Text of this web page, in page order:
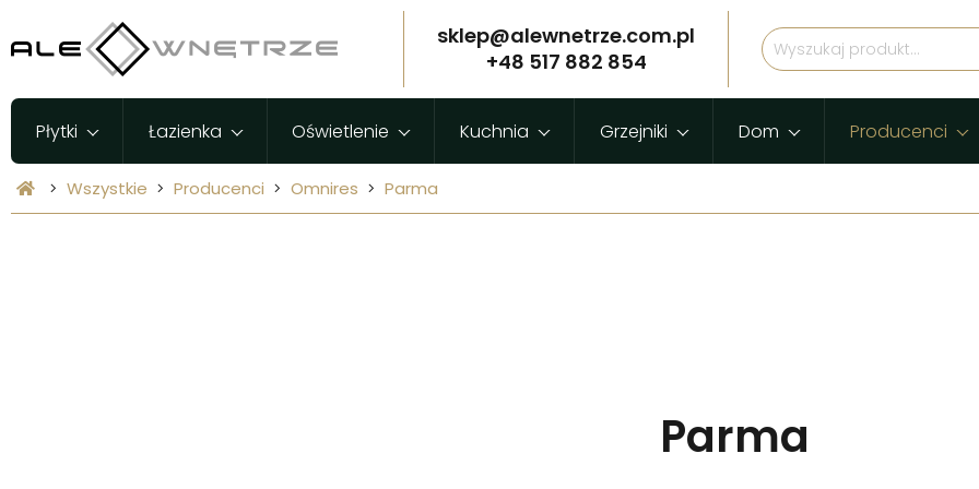
sklep@alewnetrze.com.pl
+48 517 882 854
Płytki Łazienka Oświetlenie Kuchnia Grzejniki Dom Producenci
Wszystkie Producenci Omnires Parma
Parma